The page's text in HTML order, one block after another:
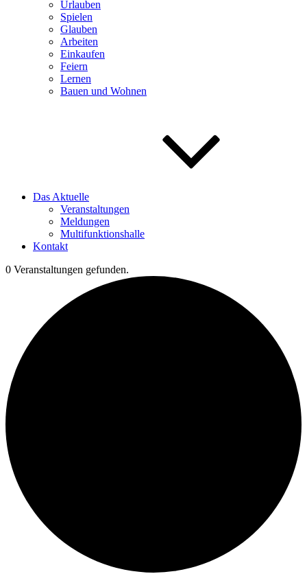
Urlauben
Spielen
Glauben
Arbeiten
Einkaufen
Feiern
Lernen
Bauen und Wohnen
Das Aktuelle
Veranstaltungen
Meldungen
Multifunktionshalle
Kontakt
0 Veranstaltungen gefunden.